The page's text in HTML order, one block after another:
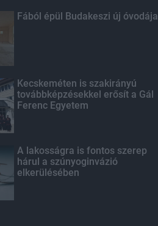
Fából épül Budakeszi új óvodája
Kecskeméten is szakirányú
továbbképzésekkel erősít a Gál
Ferenc Egyetem
A lakosságra is fontos szerep
hárul a szúnyoginvázió
elkerülésében